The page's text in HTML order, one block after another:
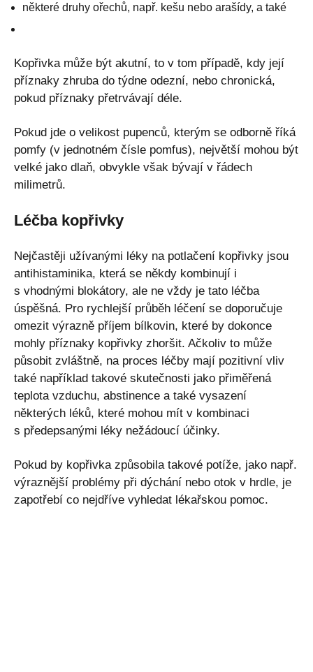
některé druhy ořechů, např. kešu nebo arašídy, a také
Kopřivka může být akutní, to v tom případě, kdy její
příznaky zhruba do týdne odezní, nebo chronická,
pokud příznaky přetrvávají déle.
Pokud jde o velikost pupenců, kterým se odborně říká
pomfy (v jednotném čísle pomfus), největší mohou být
velké jako dlaň, obvykle však bývají v řádech
milimetrů.
Léčba kopřivky
Nejčastěji užívanými léky na potlačení kopřivky jsou
antihistaminika, která se někdy kombinují i
s vhodnými blokátory, ale ne vždy je tato léčba
úspěšná. Pro rychlejší průběh léčení se doporučuje
omezit výrazně příjem bílkovin, které by dokonce
mohly příznaky kopřivky zhoršit. Ačkoliv to může
působit zvláštně, na proces léčby mají pozitivní vliv
také například takové skutečnosti jako přiměřená
teplota vzduchu, abstinence a také vysazení
některých léků, které mohou mít v kombinaci
s předepsanými léky nežádoucí účinky.
Pokud by kopřivka způsobila takové potíže, jako např.
výraznější problémy při dýchání nebo otok v hrdle, je
zapotřebí co nejdříve vyhledat lékařskou pomoc.